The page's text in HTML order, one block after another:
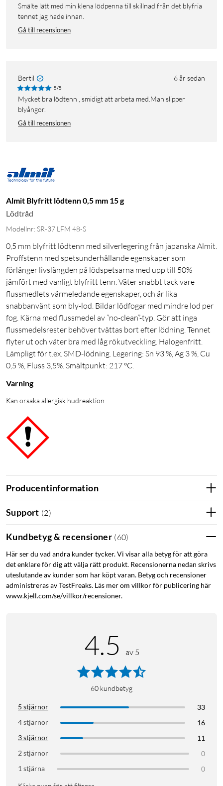
Smälte lätt med min klena lödpenna till skillnad från det blyfria
tennet jag hade innan.
Gå till recensionen
Bertil 6 år sedan
5/5
Mycket bra lödtenn , smidigt att arbeta med.Man slipper
blyångor.
Gå till recensionen
Almit Blyfritt lödtenn 0,5 mm 15 g
Lödtråd
Modellnr: SR-37 LFM 48-S
0,5 mm blyfritt lödtenn med silverlegering från japanska Almit.
Proffstenn med spetsunderhållande egenskaper som
förlänger livslängden på lödspetsarna med upp till 50%
jämfört med vanligt blyfritt tenn. Väter snabbt tack vare
flussmedlets värmeledande egenskaper, och är lika
snabbanvänt som bly-lod. Bildar lödfogar med mindre lod per
fog. Kärna med flussmedel av ”no-clean”-typ. Gör att inga
flussmedelsrester behöver tvättas bort efter lödning. Tennet
flyter ut och väter bra med låg rökutveckling. Halogenfritt.
Lämpligt för t.ex. SMD-lödning. Legering: Sn 93 %, Ag 3 %, Cu
0,5 %, Fluss 3,5%. Smältpunkt: 217 °C.
Varning
Kan orsaka allergisk hudreaktion
Producentinformation
Support (2)
Kundbetyg & recensioner (60)
Här ser du vad andra kunder tycker. Vi visar alla betyg för att göra
det enklare för dig att välja rätt produkt. Recensionerna nedan skrivs
uteslutande av kunder som har köpt varan. Betyg och recensioner
administreras av TestFreaks. Läs mer om villkor för publicering här
www.kjell.com/se/villkor/recensioner.
4.5 av 5
60 kundbetyg
5 stjärnor
33
4 stjärnor
16
3 stjärnor
11
2 stjärnor
0
1 stjärna
0